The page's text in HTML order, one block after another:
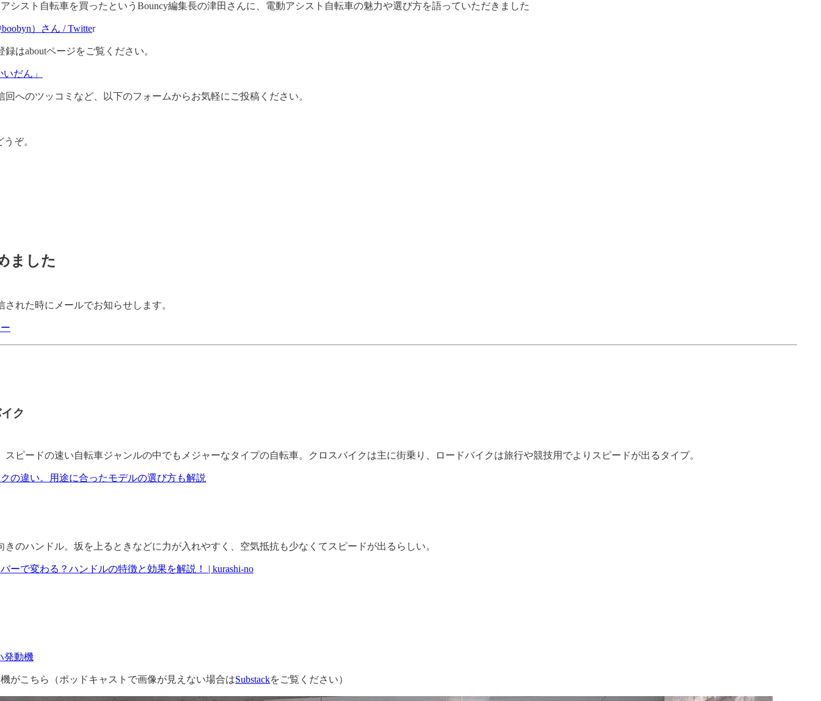
シスト自転車を買ったというBouncy編集長の津田さんに、電動アシスト自転車の魅力や選び方を語っていただきました
）さん / Twitter
はaboutページをご覧ください。
だん」
へのツッコミなど、以下のフォームからお気軽にご投稿ください。
ぞ。
ました
れた時にメールでお知らせします。
ク
ピードの速い自転車ジャンルの中でもメジャーなタイプの自転車。クロスバイクは主に街乗り、ロードバイクは旅行や競技用でよりスピードが出るタイプ。
の違い。用途に合ったモデルの選び方も解説
のハンドル。坂を上るときなどに力が入れやすく、空気抵抗も少なくてスピードが出るらしい。
ーで変わる？ハンドルの特徴と効果を解説！ | kurashi-no
発動機
がこちら（ポッドキャストで画像が見えない場合はSubstackをご覧ください）